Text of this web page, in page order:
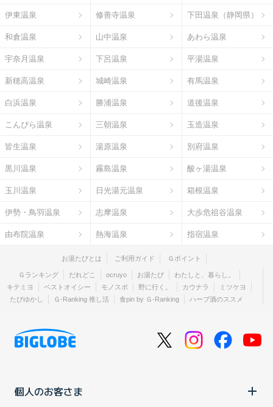
伊東温泉 修善寺温泉 下田温泉（静岡県）
和倉温泉 山中温泉 あわら温泉
宇奈月温泉 下呂温泉 平湯温泉
新穂高温泉 城崎温泉 有馬温泉
白浜温泉 勝浦温泉 道後温泉
こんぴら温泉 三朝温泉 玉造温泉
皆生温泉 湯原温泉 別府温泉
黒川温泉 霧島温泉 酸ヶ湯温泉
玉川温泉 日光湯元温泉 箱根温泉
伊勢・鳥羽温泉 志摩温泉 大歩危祖谷温泉
由布院温泉 熱海温泉 指宿温泉
お湯たびとは ご利用ガイド Ｇポイント
Ｇランキング だれどこ ocruyo お湯たび
わたしと、暮らし。
キテミヨ
ベストオイシー モノスポ 野に行く。 カウナラ
ミツケヨ
たびゆかし
Ｇ-Ranking 推し活 食pin by Ｇ-Ranking ハーブ酒のススメ
個人のお客さま